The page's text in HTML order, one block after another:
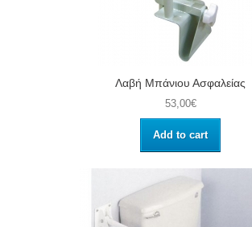
Λαβή Μπάνιου Ασφαλείας
53,00€
Add to cart